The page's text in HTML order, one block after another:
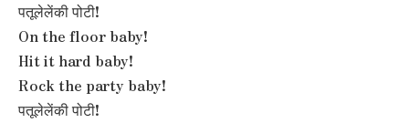
पतूलेलेंकी पोटी!
On the floor baby!
Hit it hard baby!
Rock the party baby!
पतूलेलेंकी पोटी!